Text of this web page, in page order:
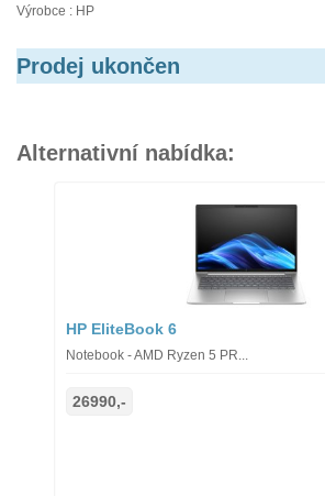
Výrobce : HP
Prodej ukončen
Alternativní nabídka:
HP EliteBook 6
Notebook - AMD Ryzen 5 PR...
26990,-